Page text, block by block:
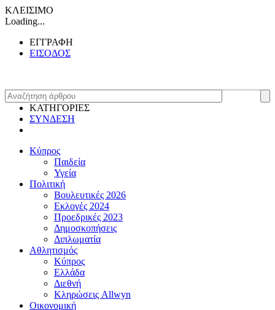
ΚΛΕΙΣΙΜΟ
Loading...
ΕΓΓΡΑΦΗ
ΕΙΣΟΔΟΣ
ΚΑΤΗΓΟΡΙΕΣ
ΣΥΝΔΕΣΗ
Κύπρος
Παιδεία
Υγεία
Πολιτική
Βουλευτικές 2026
Εκλογές 2024
Προεδρικές 2023
Δημοσκοπήσεις
Διπλωματία
Αθλητισμός
Κύπρος
Ελλάδα
Διεθνή
Κληρώσεις Allwyn
Οικονομική